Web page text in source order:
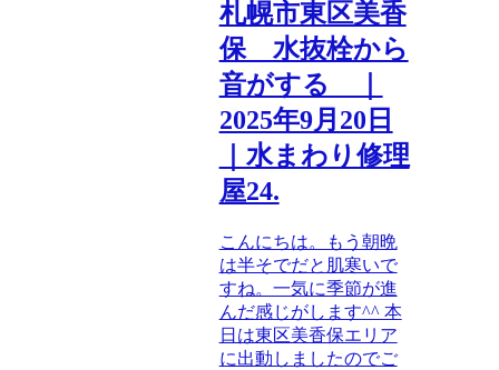
札幌市東区美香
保 水抜栓から
音がする ｜
2025年9月20日
｜水まわり修理
屋24.
こんにちは。もう朝晩
は半そでだと肌寒いで
すね。一気に季節が進
んだ感じがします^^ 本
日は東区美香保エリア
に出動しましたのでご